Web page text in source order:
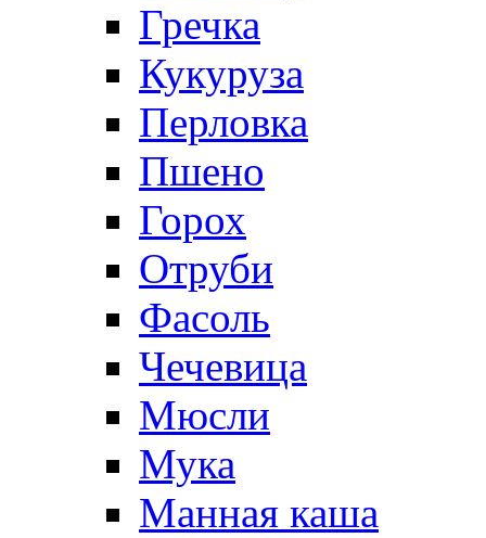
Гречка
Кукуруза
Перловка
Пшено
Горох
Отруби
Фасоль
Чечевица
Мюсли
Мука
Манная каша